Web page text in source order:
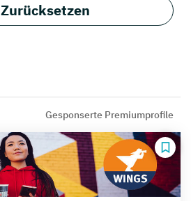
Zurücksetzen
Gesponserte Premiumprofile